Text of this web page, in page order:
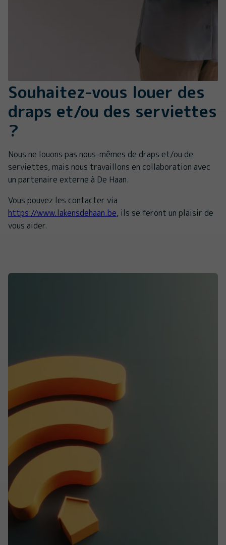
Souhaitez-vous louer des
draps et/ou des serviettes
?
Nous ne louons pas nous-mêmes de draps et/ou de
serviettes, mais nous travaillons en collaboration avec
un partenaire externe à De Haan.
Vous pouvez les contacter via
https://www.lakensdehaan.be, ils se feront un plaisir de
vous aider.